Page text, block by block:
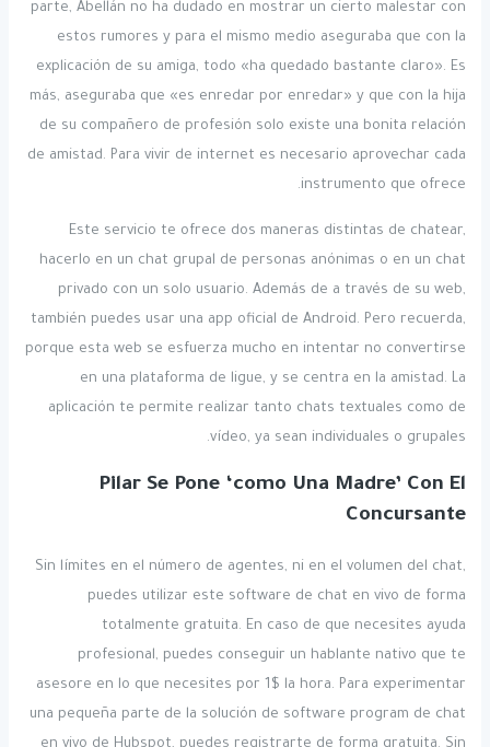
parte, Abellán no ha dudado en mostrar un cierto malestar con
estos rumores y para el mismo medio aseguraba que con la
explicación de su amiga, todo «ha quedado bastante claro». Es
más, aseguraba que «es enredar por enredar» y que con la hija
de su compañero de profesión solo existe una bonita relación
de amistad. Para vivir de internet es necesario aprovechar cada
instrumento que ofrece.
Este servicio te ofrece dos maneras distintas de chatear,
hacerlo en un chat grupal de personas anónimas o en un chat
privado con un solo usuario. Además de a través de su web,
también puedes usar una app oficial de Android. Pero recuerda,
porque esta web se esfuerza mucho en intentar no convertirse
en una plataforma de ligue, y se centra en la amistad. La
aplicación te permite realizar tanto chats textuales como de
vídeo, ya sean individuales o grupales.
Pilar Se Pone ‘como Una Madre’ Con El
Concursante
Sin límites en el número de agentes, ni en el volumen del chat,
puedes utilizar este software de chat en vivo de forma
totalmente gratuita. En caso de que necesites ayuda
profesional, puedes conseguir un hablante nativo que te
asesore en lo que necesites por 1$ la hora. Para experimentar
una pequeña parte de la solución de software program de chat